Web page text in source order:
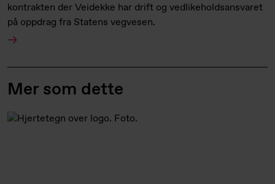
kontrakten der Veidekke har drift og vedlikeholdsansvaret
på oppdrag fra Statens vegvesen.
Mer som dette